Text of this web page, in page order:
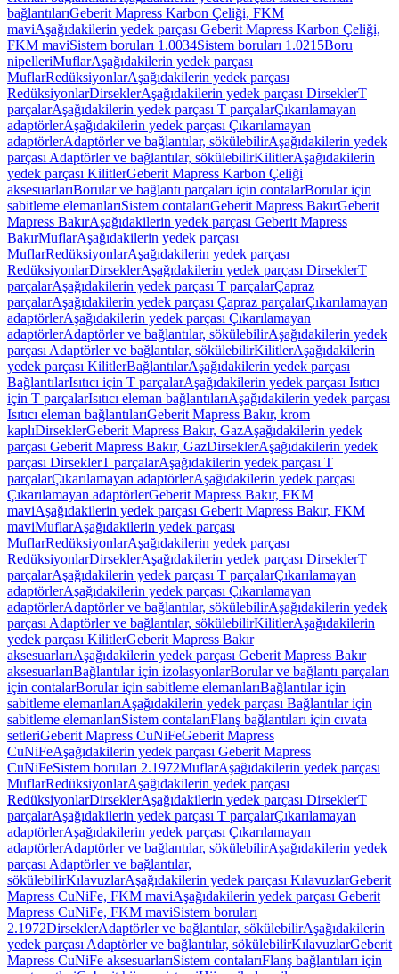
bağlantılarıGeberit Mapress Karbon Çeliği, FKM
maviAşağıdakilerin yedek parçası Geberit Mapress Karbon Çeliği,
FKM maviSistem boruları 1.0034Sistem boruları 1.0215Boru
nipelleriMuflarAşağıdakilerin yedek parçası
MuflarRedüksiyonlarAşağıdakilerin yedek parçası
RedüksiyonlarDirseklerAşağıdakilerin yedek parçası DirseklerT
parçalarAşağıdakilerin yedek parçası T parçalarÇıkarılamayan
adaptörlerAşağıdakilerin yedek parçası Çıkarılamayan
adaptörlerAdaptörler ve bağlantılar, sökülebilirAşağıdakilerin yedek
parçası Adaptörler ve bağlantılar, sökülebilirKilitlerAşağıdakilerin
yedek parçası KilitlerGeberit Mapress Karbon Çeliği
aksesuarlarıBorular ve bağlantı parçaları için contalarBorular için
sabitleme elemanlarıSistem contalarıGeberit Mapress BakırGeberit
Mapress BakırAşağıdakilerin yedek parçası Geberit Mapress
BakırMuflarAşağıdakilerin yedek parçası
MuflarRedüksiyonlarAşağıdakilerin yedek parçası
RedüksiyonlarDirseklerAşağıdakilerin yedek parçası DirseklerT
parçalarAşağıdakilerin yedek parçası T parçalarÇapraz
parçalarAşağıdakilerin yedek parçası Çapraz parçalarÇıkarılamayan
adaptörlerAşağıdakilerin yedek parçası Çıkarılamayan
adaptörlerAdaptörler ve bağlantılar, sökülebilirAşağıdakilerin yedek
parçası Adaptörler ve bağlantılar, sökülebilirKilitlerAşağıdakilerin
yedek parçası KilitlerBağlantılarAşağıdakilerin yedek parçası
BağlantılarIsıtıcı için T parçalarAşağıdakilerin yedek parçası Isıtıcı
için T parçalarIsıtıcı eleman bağlantılarıAşağıdakilerin yedek parçası
Isıtıcı eleman bağlantılarıGeberit Mapress Bakır, krom
kaplıDirseklerGeberit Mapress Bakır, GazAşağıdakilerin yedek
parçası Geberit Mapress Bakır, GazDirseklerAşağıdakilerin yedek
parçası DirseklerT parçalarAşağıdakilerin yedek parçası T
parçalarÇıkarılamayan adaptörlerAşağıdakilerin yedek parçası
Çıkarılamayan adaptörlerGeberit Mapress Bakır, FKM
maviAşağıdakilerin yedek parçası Geberit Mapress Bakır, FKM
maviMuflarAşağıdakilerin yedek parçası
MuflarRedüksiyonlarAşağıdakilerin yedek parçası
RedüksiyonlarDirseklerAşağıdakilerin yedek parçası DirseklerT
parçalarAşağıdakilerin yedek parçası T parçalarÇıkarılamayan
adaptörlerAşağıdakilerin yedek parçası Çıkarılamayan
adaptörlerAdaptörler ve bağlantılar, sökülebilirAşağıdakilerin yedek
parçası Adaptörler ve bağlantılar, sökülebilirKilitlerAşağıdakilerin
yedek parçası KilitlerGeberit Mapress Bakır
aksesuarlarıAşağıdakilerin yedek parçası Geberit Mapress Bakır
aksesuarlarıBağlantılar için izolasyonlarBorular ve bağlantı parçaları
için contalarBorular için sabitleme elemanlarıBağlantılar için
sabitleme elemanlarıAşağıdakilerin yedek parçası Bağlantılar için
sabitleme elemanlarıSistem contalarıFlanş bağlantıları için cıvata
setleriGeberit Mapress CuNiFeGeberit Mapress
CuNiFeAşağıdakilerin yedek parçası Geberit Mapress
CuNiFeSistem boruları 2.1972MuflarAşağıdakilerin yedek parçası
MuflarRedüksiyonlarAşağıdakilerin yedek parçası
RedüksiyonlarDirseklerAşağıdakilerin yedek parçası DirseklerT
parçalarAşağıdakilerin yedek parçası T parçalarÇıkarılamayan
adaptörlerAşağıdakilerin yedek parçası Çıkarılamayan
adaptörlerAdaptörler ve bağlantılar, sökülebilirAşağıdakilerin yedek
parçası Adaptörler ve bağlantılar,
sökülebilirKılavuzlarAşağıdakilerin yedek parçası KılavuzlarGeberit
Mapress CuNiFe, FKM maviAşağıdakilerin yedek parçası Geberit
Mapress CuNiFe, FKM maviSistem boruları
2.1972DirseklerAdaptörler ve bağlantılar, sökülebilirAşağıdakilerin
yedek parçası Adaptörler ve bağlantılar, sökülebilirKılavuzlarGeberit
Mapress CuNiFe aksesuarlarıSistem contalarıFlanş bağlantıları için